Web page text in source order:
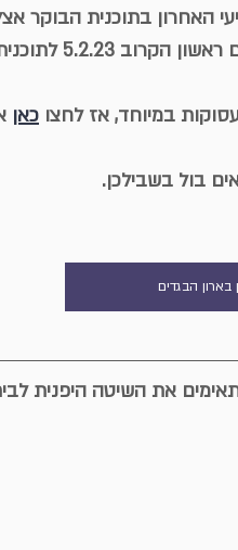
האחרון בתוכנית הבוקר
ועל זה בדיוק דיברנו. ואם אתם
במיוחד, אז לחצו כאן
בול בשבילכן.
הבגדים
את השיטה היפנית